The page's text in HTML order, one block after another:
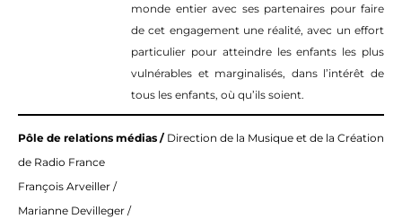
monde entier avec ses partenaires pour faire
de cet engagement une réalité, avec un effort
particulier pour atteindre les enfants les plus
vulnérables et marginalisés, dans l’intérêt de
tous les enfants, où qu’ils soient.
Pôle de relations médias / Direction de la Musique et de la Création
de Radio France
François Arveiller /
Marianne Devilleger /